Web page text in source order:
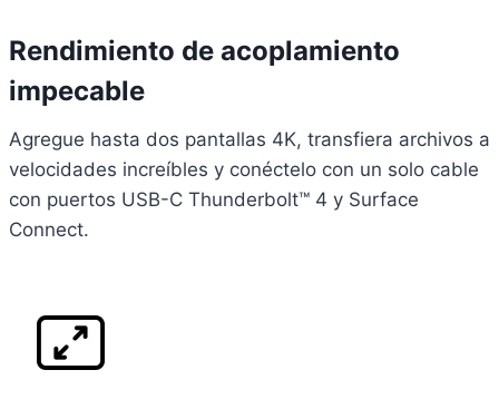
Rendimiento de acoplamiento
impecable
Agregue hasta dos pantallas 4K, transfiera archivos a
velocidades increíbles y conéctelo con un solo cable
con puertos USB-C Thunderbolt™ 4 y Surface
Connect.